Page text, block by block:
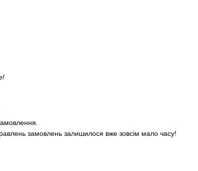
замовлень залишилося вже зовсім мало часу!